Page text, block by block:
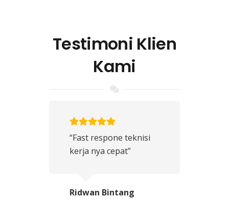
Testimoni Klien
Kami
“Fast respone teknisi
kerja nya cepat”
Ridwan Bintang